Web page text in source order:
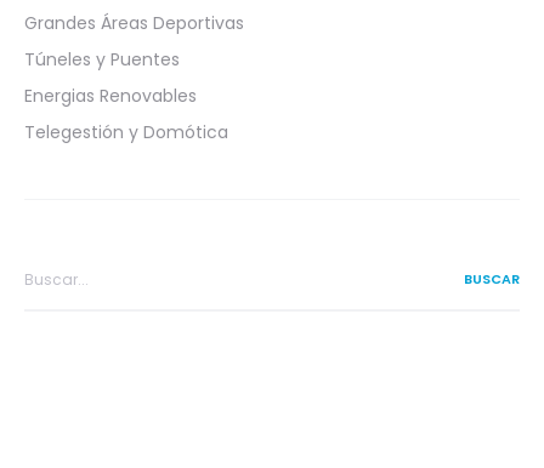
Grandes Áreas Deportivas
Túneles y Puentes
Energias Renovables
Telegestión y Domótica